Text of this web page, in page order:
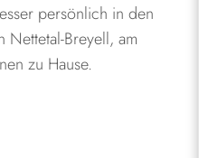
persönlich in den
Nettetal-Breyell, am
zu Hause.